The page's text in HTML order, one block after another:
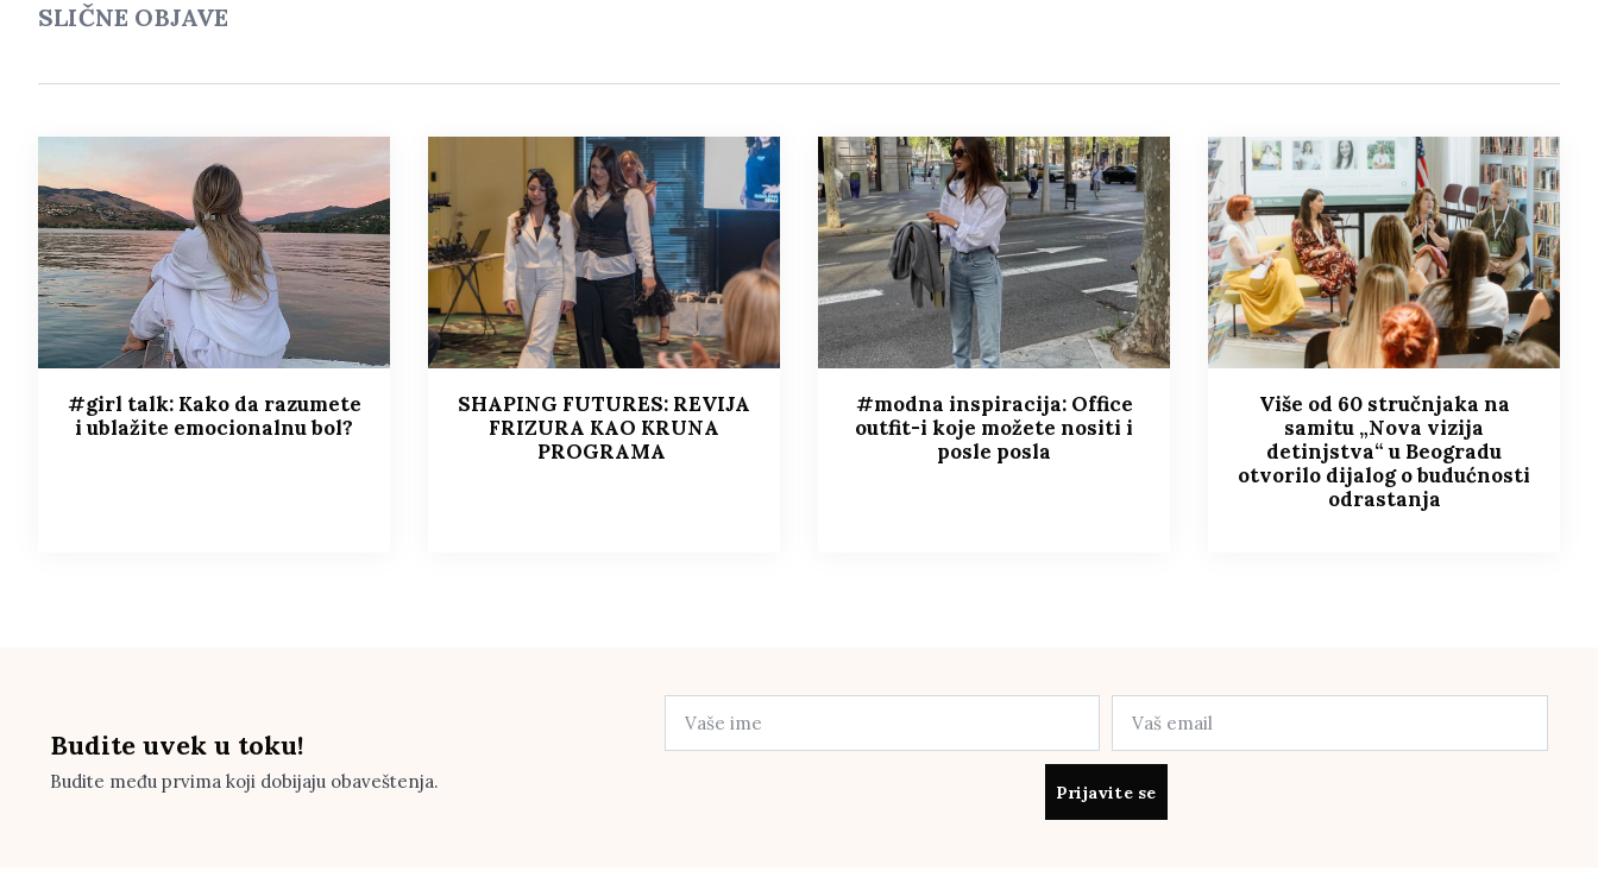
SLIČNE OBJAVE
#girl talk: Kako da razumete
i ublažite emocionalnu bol?
SHAPING FUTURES: REVIJA
FRIZURA KAO KRUNA
PROGRAMA
#modna inspiracija: Office
outfit-i koje možete nositi i
posle posla
Više od 60 stručnjaka na
samitu „Nova vizija
detinjstva“ u Beogradu
otvorilo dijalog o budućnosti
odrastanja
Budite uvek u toku!
Budite među prvima koji dobijaju obaveštenja. Prijavite se